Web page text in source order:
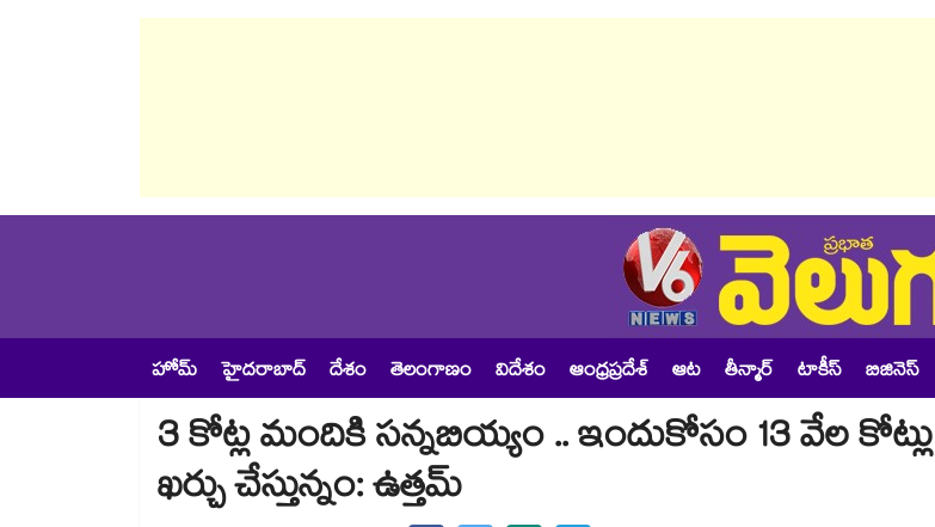
హోమ్ హైదరాబాద్ దేశం తెలంగాణం విదేశం ఆంధ్రప్రదేశ్ ఆట తీన్మార్ టాకీస్ బిజినెస్
3 కోట్ల మందికి సన్నబియ్యం .. ఇందుకోసం 13 వేల కోట్లు
ఖర్చు చేస్తున్నం: ఉత్తమ్